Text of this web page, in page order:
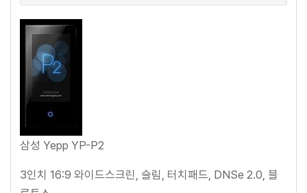
삼성 Yepp YP-P2
3인치 16:9 와이드스크린, 슬림, 터치패드, DNSe 2.0, 블